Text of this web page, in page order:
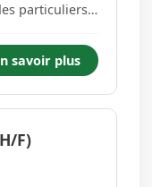
particuliers :
semaine est
savoir plus
F)